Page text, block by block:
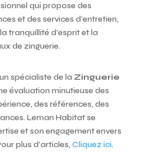
qui propose des
et des services d’entretien,
tranquillité d’esprit et la
de zinguerie.
spécialiste de la Zinguerie
évaluation minutieuse des
des références, des
Leman Habitat se
et son engagement envers
plus d’articles, Cliquez ici.